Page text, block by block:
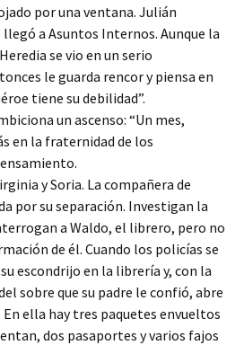
por una ventana. Julián
a Asuntos Internos. Aunque la
se vio en un serio
le guarda rencor y piensa en
tiene su debilidad”.
un ascenso: “Un mes,
en la fraternidad de los
y Soria. La compañera de
por su separación. Investigan la
a Waldo, el librero, pero no
de él. Cuando los policías se
escondrijo en la librería y, con la
sobre que su padre le confió, abre
ella hay tres paquetes envueltos
dos pasaportes y varios fajos